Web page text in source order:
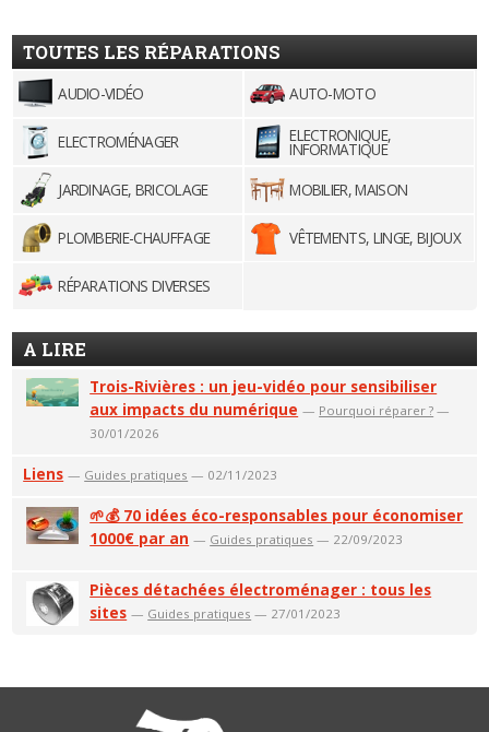
TOUTES LES RÉPARATIONS
AUDIO-VIDÉO AUTO-MOTO
ELECTROMÉNAGER ELECTRONIQUE,
INFORMATIQUE
JARDINAGE, BRICOLAGE
MOBILIER, MAISON
PLOMBERIE-CHAUFFAGE VÊTEMENTS, LINGE, BIJOUX
RÉPARATIONS DIVERSES
A LIRE
Trois-Rivières : un jeu-vidéo pour sensibiliser
aux impacts du numérique — Pourquoi réparer ? —
30/01/2026
Liens — Guides pratiques — 02/11/2023
🌱💰 70 idées éco-responsables pour économiser
1000€ par an — Guides pratiques — 22/09/2023
Pièces détachées électroménager : tous les
sites — Guides pratiques — 27/01/2023